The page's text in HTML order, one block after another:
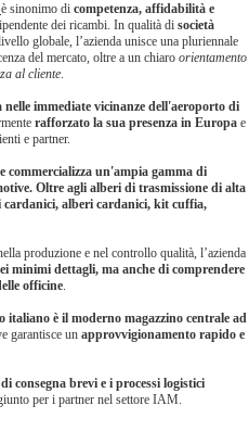
è sinonimo di competenza, affidabilità e
dei ricambi. In qualità di società
globale, l’azienda unisce una pluriennale
del mercato, oltre a un chiaro orientamento
al cliente.
nelle immediate vicinanze dell'aeroporto di
rafforzato la sua presenza in Europa e
e partner.
commercializza un'ampia gamma di
Oltre agli alberi di trasmissione di alta
cardanici, alberi cardanici, kit cuffia,
produzione e nel controllo qualità, l’azienda
minimi dettagli, ma anche di comprendere
officine.
italiano è il moderno magazzino centrale ad
garantisce un approvvigionamento rapido e
consegna brevi e i processi logistici
per i partner nel settore IAM.